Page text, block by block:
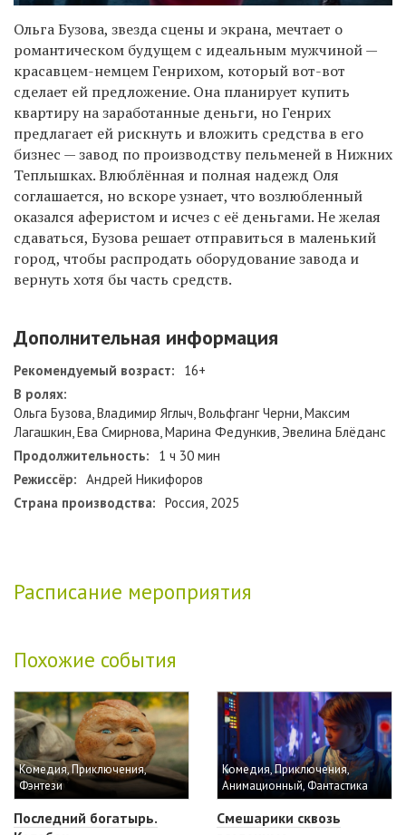
Ольга Бузова, звезда сцены и экрана, мечтает о
романтическом будущем с идеальным мужчиной —
красавцем-немцем Генрихом, который вот-вот
сделает ей предложение. Она планирует купить
квартиру на заработанные деньги, но Генрих
предлагает ей рискнуть и вложить средства в его
бизнес — завод по производству пельменей в Нижних
Теплышках. Влюблённая и полная надежд Оля
соглашается, но вскоре узнает, что возлюбленный
оказался аферистом и исчез с её деньгами. Не желая
сдаваться, Бузова решает отправиться в маленький
город, чтобы распродать оборудование завода и
вернуть хотя бы часть средств.
Дополнительная информация
Рекомендуемый возраст:
16+
В ролях:
Ольга Бузова, Владимир Яглыч, Вольфганг Черни, Максим
Лагашкин, Ева Смирнова, Марина Федункив, Эвелина Блёданс
Продолжительность:
1 ч 30 мин
Режиссёр: Андрей Никифоров
Страна производства: Россия, 2025
Расписание мероприятия
Похожие события
Комедия, Приключения,
Фэнтези
Последний богатырь.
Комедия, Приключения,
Анимационный, Фантастика
Смешарики сквозь